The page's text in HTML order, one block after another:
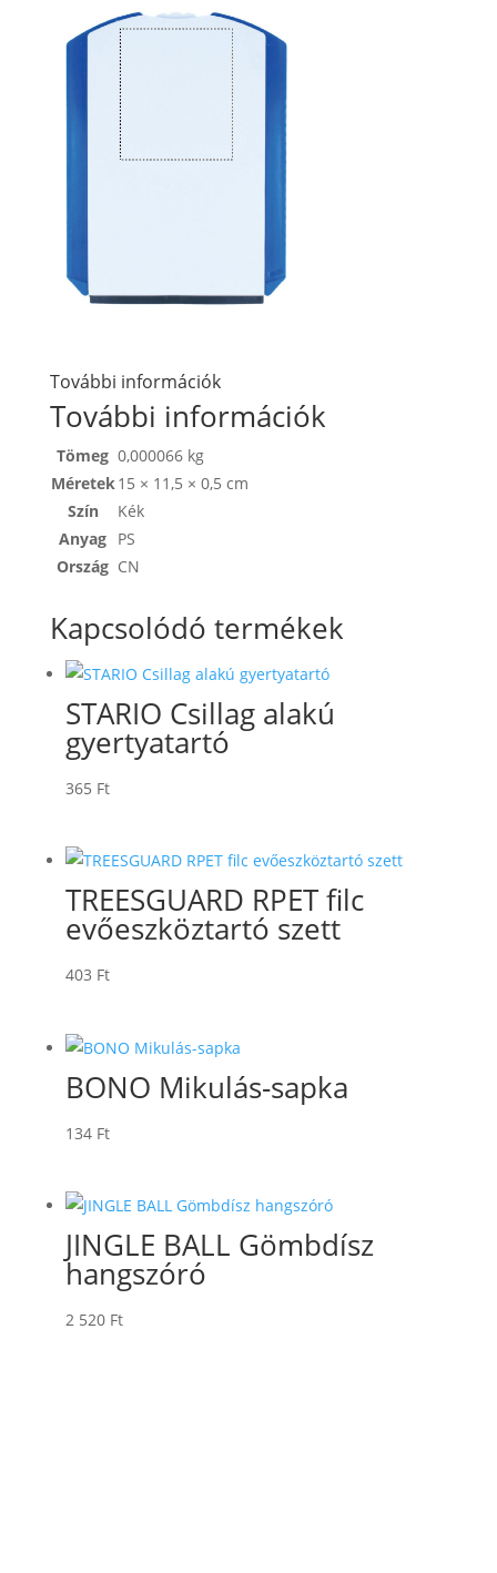
További információk
További információk
Tömeg 0,000066 kg
Méretek 15 × 11,5 × 0,5 cm
Szín
Kék
Anyag PS
Ország CN
Kapcsolódó termékek
STARIO Csillag alakú
gyertyatartó
365 Ft
TREESGUARD RPET filc
evőeszköztartó szett
403 Ft
BONO Mikulás-sapka
134 Ft
JINGLE BALL Gömbdísz
hangszóró
2 520 Ft